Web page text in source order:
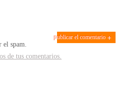
spam.
de tus comentarios.